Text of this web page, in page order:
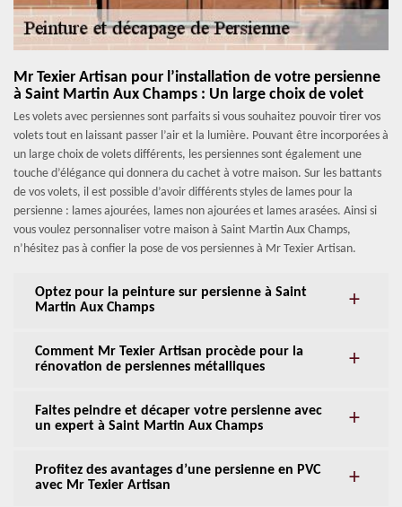
Mr Texier Artisan pour l’installation de votre persienne
à Saint Martin Aux Champs : Un large choix de volet
Les volets avec persiennes sont parfaits si vous souhaitez pouvoir tirer vos
volets tout en laissant passer l’air et la lumière. Pouvant être incorporées à
un large choix de volets différents, les persiennes sont également une
touche d’élégance qui donnera du cachet à votre maison. Sur les battants
de vos volets, il est possible d’avoir différents styles de lames pour la
persienne : lames ajourées, lames non ajourées et lames arasées. Ainsi si
vous voulez personnaliser votre maison à Saint Martin Aux Champs,
n’hésitez pas à confier la pose de vos persiennes à Mr Texier Artisan.
Optez pour la peinture sur persienne à Saint
Martin Aux Champs
Comment Mr Texier Artisan procède pour la
rénovation de persiennes métalliques
Faites peindre et décaper votre persienne avec
un expert à Saint Martin Aux Champs
Profitez des avantages d’une persienne en PVC
avec Mr Texier Artisan